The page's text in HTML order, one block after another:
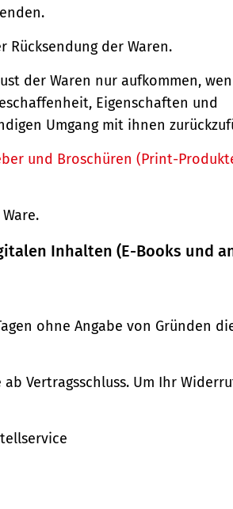
der Waren.
der Waren nur aufkommen,
Eigenschaften und
Umgang mit ihnen
und Broschüren (Print-
Inhalten (E-Books und
ohne Angabe von Gründen
Vertragsschluss. Um Ihr